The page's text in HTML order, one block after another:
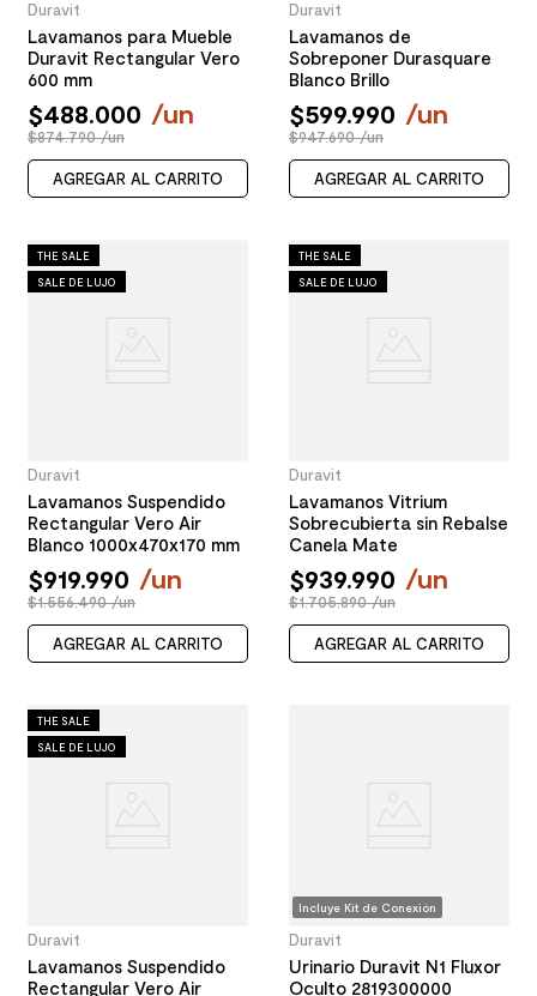
Duravit
Lavamanos para Mueble
Duravit Rectangular Vero
600 mm
$488.000 /un
$874.790 /un
AGREGAR AL CARRITO
Duravit
Lavamanos de
Sobreponer Durasquare
Blanco Brillo
$599.990 /un
$947.690 /un
AGREGAR AL CARRITO
THE SALE
SALE DE LUJO
Duravit
Lavamanos Suspendido
Rectangular Vero Air
Blanco 1000x470x170 mm
$919.990 /un
$1.556.490 /un
AGREGAR AL CARRITO
THE SALE
SALE DE LUJO
Duravit
Lavamanos Vitrium
Sobrecubierta sin Rebalse
Canela Mate
$939.990 /un
$1.705.890 /un
AGREGAR AL CARRITO
THE SALE
SALE DE LUJO
Duravit
Lavamanos Suspendido
Rectangular Vero Air
Incluye Kit de Conexión
Duravit
Urinario Duravit N1 Fluxor
Oculto 2819300000